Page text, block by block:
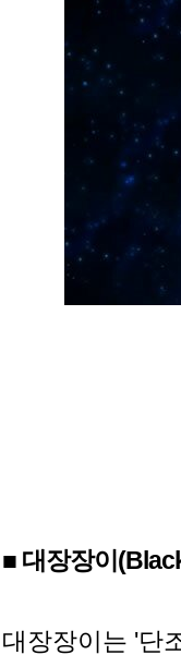
■ 대장장이
대장장이는 '단